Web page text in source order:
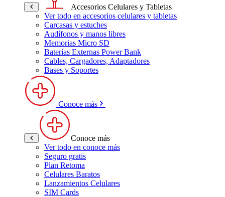
Accesorios Celulares y Tabletas
Ver todo en accesorios celulares y tabletas
Carcasas y estuches
Audífonos y manos libres
Memorias Micro SD
Baterías Externas Power Bank
Cables, Cargadores, Adaptadores
Bases y Soportes
Conoce más
Conoce más
Ver todo en conoce más
Seguro gratis
Plan Retoma
Celulares Baratos
Lanzamientos Celulares
SIM Cards